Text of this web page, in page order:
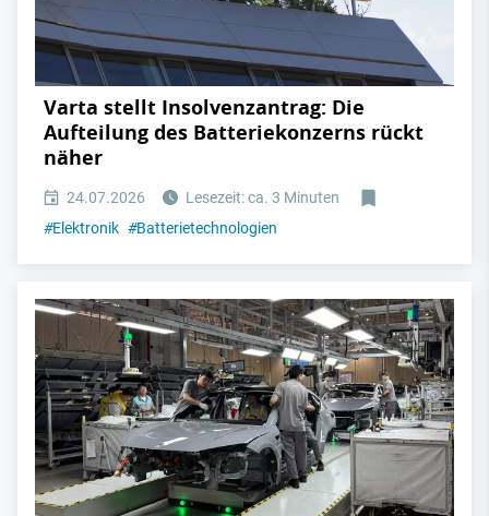
Varta stellt Insolvenzantrag: Die
Aufteilung des Batteriekonzerns rückt
näher
24.07.2026
Lesezeit: ca. 3 Minuten
#Elektronik #Batterietechnologien